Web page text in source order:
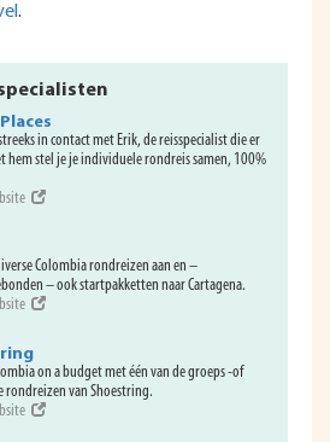
.
in contact met Erik, de reisspecialist die er
hem stel je je individuele rondreis samen, 100%
Colombia rondreizen aan en –
– ook startpakketten naar Cartagena.
on a budget met één van de groeps -of
rondreizen van Shoestring.